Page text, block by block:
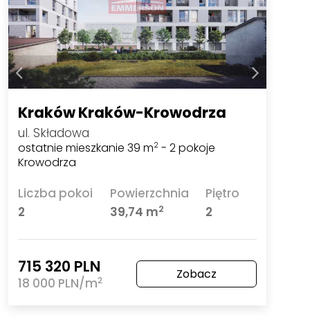
Kraków Kraków-Krowodrza
ul. Składowa
ostatnie mieszkanie 39 m2 - 2 pokoje
Krowodrza
Liczba pokoi
2
Powierzchnia
39,74 m2
Piętro
2
715 320 PLN
18 000 PLN/m2 Zobacz